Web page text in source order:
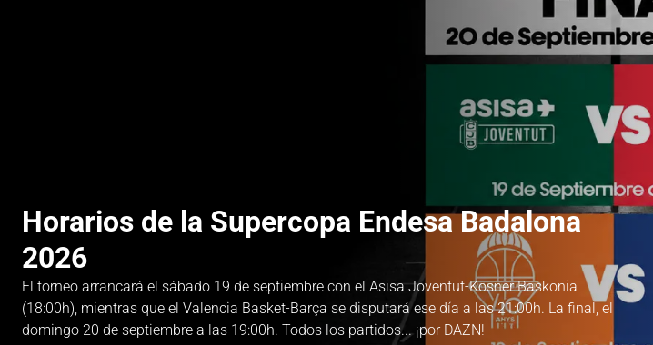
Horarios de la Supercopa Endesa Badalona
2026
El torneo arrancará el sábado 19 de septiembre con el Asisa Joventut-Kosner Baskonia
(18:00h), mientras que el Valencia Basket-Barça se disputará ese día a las 21:00h. La final, el
domingo 20 de septiembre a las 19:00h. Todos los partidos... ¡por DAZN!